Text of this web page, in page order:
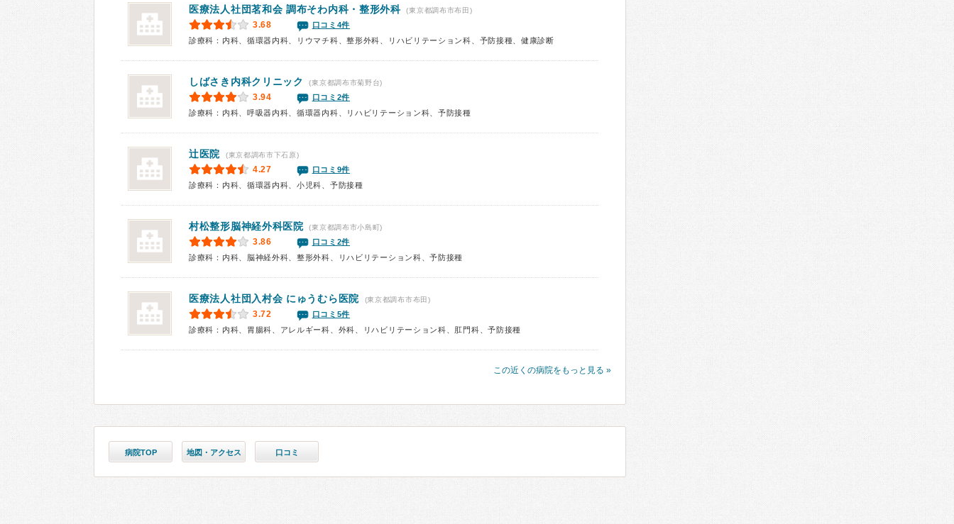
医療法人社団茗和会 調布そわ内科・整形外科 (東京都調布市布田)
3.68
口コミ4件
診療科：内科、循環器内科、リウマチ科、整形外科、リハビリテーション科、予防接種、健康診断
しばさき内科クリニック (東京都調布市菊野台)
3.94
口コミ2件
診療科：内科、呼吸器内科、循環器内科、リハビリテーション科、予防接種
辻医院 (東京都調布市下石原)
4.27
口コミ9件
診療科：内科、循環器内科、小児科、予防接種
村松整形脳神経外科医院 (東京都調布市小島町)
3.86
口コミ2件
診療科：内科、脳神経外科、整形外科、リハビリテーション科、予防接種
医療法人社団入村会 にゅうむら医院 (東京都調布市布田)
3.72
口コミ5件
診療科：内科、胃腸科、アレルギー科、外科、リハビリテーション科、肛門科、予防接種
この近くの病院をもっと見る »
病院TOP 地図・アクセス 口コミ